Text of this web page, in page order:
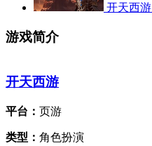
开天西游
游戏简介
开天西游
平台： 页游
类型： 角色扮演